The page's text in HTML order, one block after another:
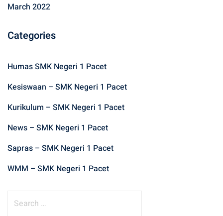
March 2022
Categories
Humas SMK Negeri 1 Pacet
Kesiswaan – SMK Negeri 1 Pacet
Kurikulum – SMK Negeri 1 Pacet
News – SMK Negeri 1 Pacet
Sapras – SMK Negeri 1 Pacet
WMM – SMK Negeri 1 Pacet